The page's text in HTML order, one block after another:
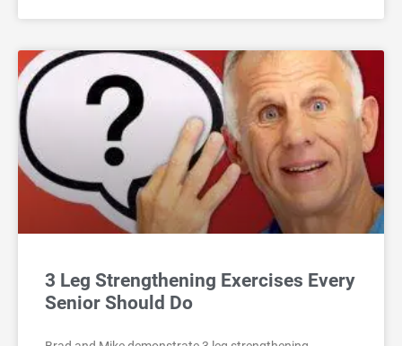
3 Leg Strengthening Exercises Every
Senior Should Do